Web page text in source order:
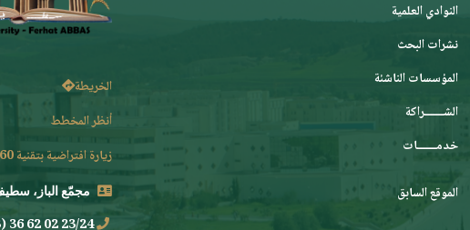
النوادي العلمية
نشرات البحث
المؤسسات الناشئة
الشـــــــراكة
خدمـــــــات
الموقع السابق
الخريطة
أنظر المخطط
زيارة افتراضية بتقنية 360°
مجمّع الباز، سطيف، 19137،